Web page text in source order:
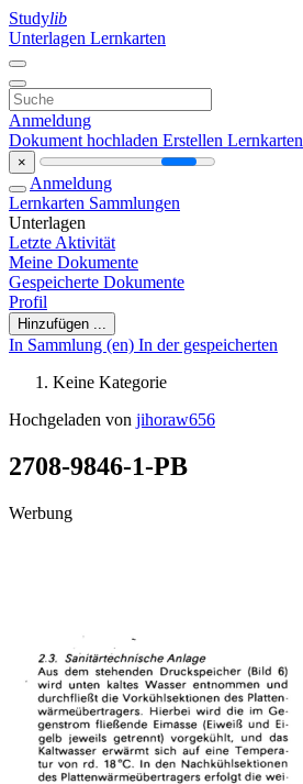
Studylib
Unterlagen Lernkarten
Anmeldung
Dokument hochladen Erstellen Lernkarten
×
Anmeldung
Lernkarten Sammlungen
Unterlagen
Letzte Aktivität
Meine Dokumente
Gespeicherte Dokumente
Profil
Hinzufügen ...
In Sammlung (en) In der gespeicherten
Keine Kategorie
Hochgeladen von jihoraw656
2708-9846-1-PB
Werbung